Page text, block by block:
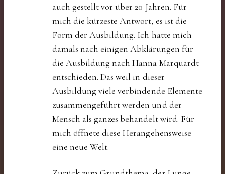
auch gestellt vor über 20 Jahren. Für
mich die kürzeste Antwort, es ist die
Form der Ausbildung. Ich hatte mich
damals nach einigen Abklärungen für
die Ausbildung nach Hanna Marquardt
entschieden. Das weil in dieser
Ausbildung viele verbindende Elemente
zusammengeführt werden und der
Mensch als ganzes behandelt wird. Für
mich öffnete diese Herangehensweise
eine neue Welt.